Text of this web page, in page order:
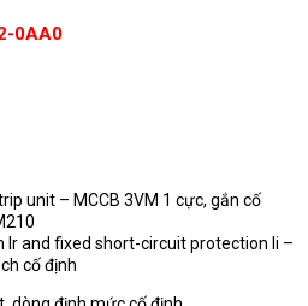
0AA0
unit – MCCB 3VM 1 cực, gắn cố
and fixed short-circuit protection Ii –
cố định